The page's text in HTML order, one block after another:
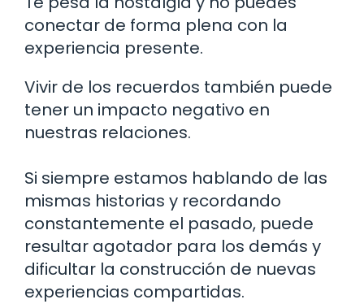
conectar de forma plena con la
experiencia presente.
Vivir de los recuerdos también puede
tener un impacto negativo en
nuestras relaciones.
Si siempre estamos hablando de las
mismas historias y recordando
constantemente el pasado, puede
resultar agotador para los demás y
dificultar la construcción de nuevas
experiencias compartidas.